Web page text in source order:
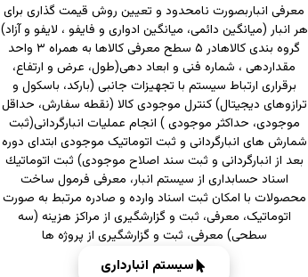
معرفی انباربصورت نامحدود و تعیین روش قیمت گذاری برای
هر انبار (میانگین دائمی، میانگین ادواری و فایفو ، لایفو و آزاد)
گروه بندی كالاهادر ۵ سطح معرفی کالاها به همراه ۳ واحد
مقداردهی ، شماره فنی و ابعاد دهی(طول، عرض و ارتفاع،
برقراری ارتباط سیستم با تجهیزات جانبی (بارکد، باسکول و
ترازوهای دیجیتال) كنترل موجودی كالا (نقطه سفارش، حداقل
موجودی، حداكثر موجودی ) انجام عملیات انبارگردانی(ثبت
شمارش های انبارگردانی و ثبت اتوماتیک موجودی ابتدای دوره
بعد از انبارگردانی و ثبت سند اصلاح موجودی) ثبت اتوماتیك
اسناد حسابداری از سیستم انبار، معرفی فرمول ساخت
محصولات با امکان ثبت اسناد وارده و صادره مرتبط به صورت
اتوماتیک، معرفی، ثبت و گزارشگیری از مراکز هزینه (سه
سطحی) معرفی، ثبت و گزارشگیری از پروژه ها
سیستم انبارداری